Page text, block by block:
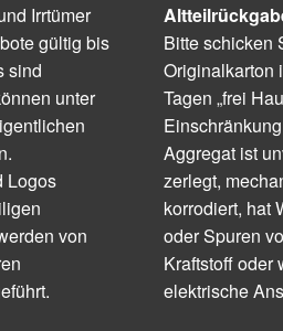
Irrtümer
gültig bis
sind
unter
Logos
von
Bitte schicken
Originalkarton
Tagen „frei
Aggregat ist
zerlegt,
korrodiert, hat
oder Spuren
Kraftstoff oder
elektrische